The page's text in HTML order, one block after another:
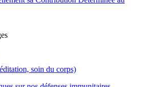
soin du corps)